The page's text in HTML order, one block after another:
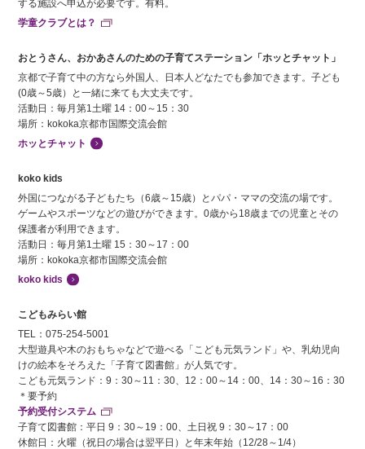
する施設へ申込が必要です。有料。
学童クラブとは？
おとうさん、おかあさんのための子育てステーション「ホッとチャット」
京都で子育て中の方なら外国人、日本人どなたでも参加できます。子ども
(0歳～5歳）と一緒に来ても大丈夫です。
活動日：毎月第1土曜 14：00～15：30
場所：kokoka京都市国際交流会館
ホッとチャット
koko kids
外国につながる子どもたち（6歳～15歳）とパパ・ママの交流の場です。
ゲームやスポーツなどの遊びができます。0歳から18歳までの児童とその
保護者が利用できます。
活動日：毎月第1土曜 15：30～17：00
場所：kokoka京都市国際交流会館
koko kids
こどもみらい館
TEL：075-254-5001
大型遊具や木のおもちゃなどで遊べる「こども元気ランド」や、乳幼児向
けの絵本をそろえた「子育て図書館」が人気です。
こども元気ランド：9：30～11：30、12：00～14：00、14：30～16：30
＊要予約
予約受付システム
子育て図書館：平日 9：30～19：00、土日祝 9：30～17：00
休館日：火曜（祝日の場合は翌平日）と年末年始（12/28～1/4）